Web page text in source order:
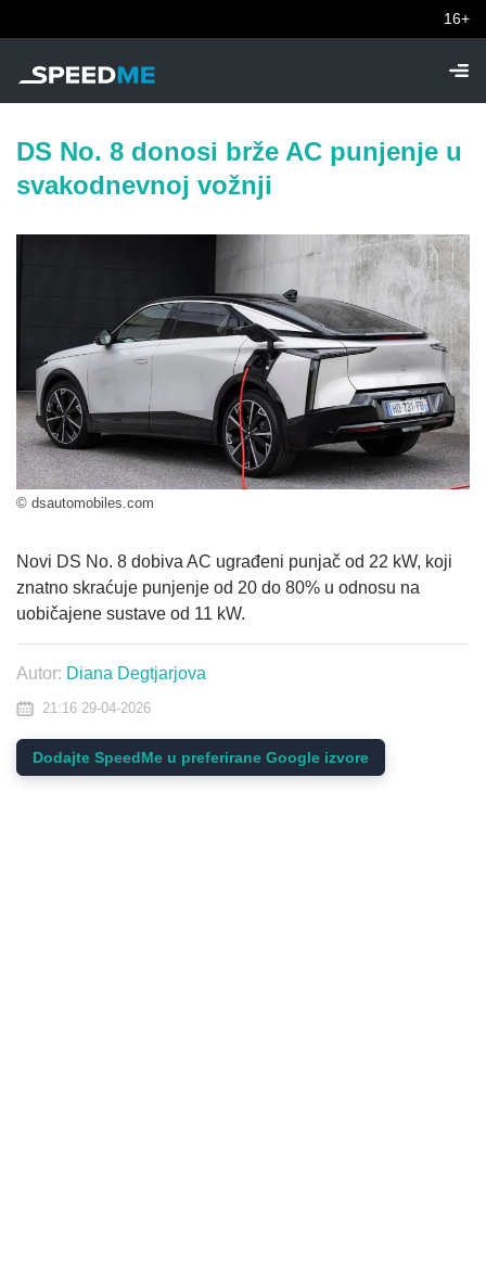
16+
DS No. 8 donosi brže AC punjenje u
svakodnevnoj vožnji
© dsautomobiles.com
Novi DS No. 8 dobiva AC ugrađeni punjač od 22 kW, koji
znatno skraćuje punjenje od 20 do 80% u odnosu na
uobičajene sustave od 11 kW.
Autor: Diana Degtjarjova
21:16 29-04-2026
Dodajte SpeedMe u preferirane Google izvore